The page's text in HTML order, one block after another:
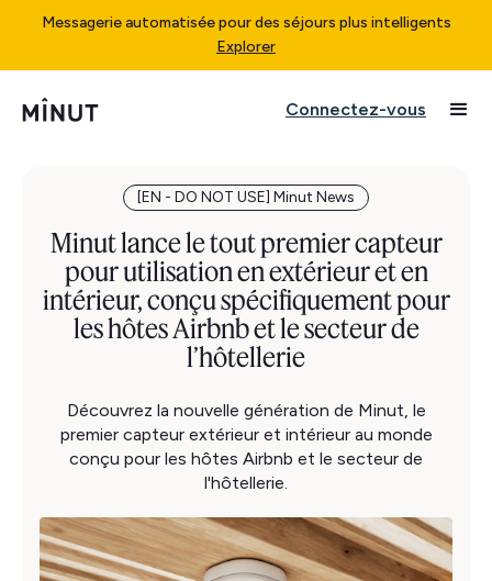
Messagerie automatisée pour des séjours plus intelligents
Explorer
Connectez-vous
[EN - DO NOT USE] Minut News
Minut lance le tout premier capteur
pour utilisation en extérieur et en
intérieur, conçu spécifiquement pour
les hôtes Airbnb et le secteur de
l’hôtellerie
Découvrez la nouvelle génération de Minut, le
premier capteur extérieur et intérieur au monde
conçu pour les hôtes Airbnb et le secteur de
l'hôtellerie.